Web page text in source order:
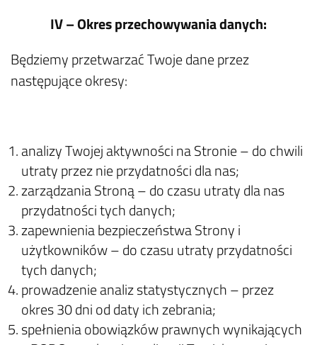
IV – Okres przechowywania danych:
Będziemy przetwarzać Twoje dane przez
następujące okresy:
analizy Twojej aktywności na Stronie – do chwili
utraty przez nie przydatności dla nas;
zarządzania Stroną – do czasu utraty dla nas
przydatności tych danych;
zapewnienia bezpieczeństwa Strony i
użytkowników – do czasu utraty przydatności
tych danych;
prowadzenie analiz statystycznych – przez
okres 30 dni od daty ich zebrania;
spełnienia obowiązków prawnych wynikających